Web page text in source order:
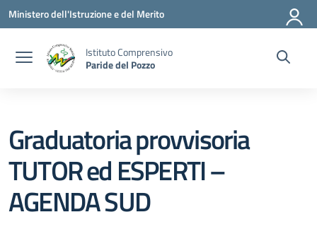
Vai ai contenuti
Vai al menu di navigazione
Vai al footer
Ministero dell'Istruzione e del Merito
Istituto Comprensivo
Paride del Pozzo
Graduatoria provvisoria
TUTOR ed ESPERTI –
AGENDA SUD